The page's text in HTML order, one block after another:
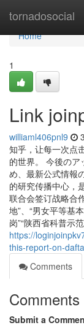
tornadosocial
Home
Home
1
Link
williaml406pnl9
知乎，让每一次点
的世界。 今後のア
め、最新公式情報
的研究传播中心，
联合会签订战略合
地”、“男女平等基
岗”“陕西省科普示
https://
this-report-on-
Comments
Comments
Submit a